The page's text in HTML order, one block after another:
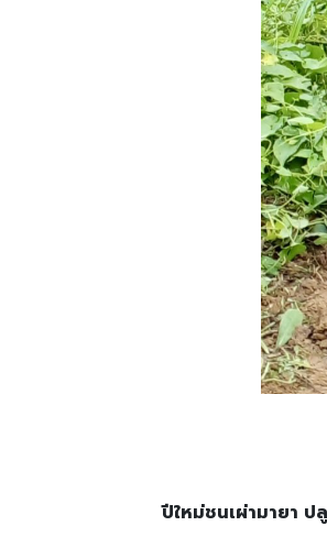
ปีใหม่ชนเผ่ามายา ป